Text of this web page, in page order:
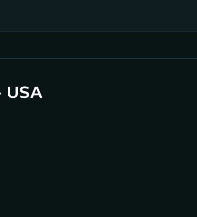
Jezdectví